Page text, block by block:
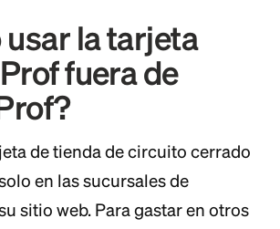
usar la tarjeta
fuera de
de tienda de circuito cerrado
en las sucursales de
sitio web. Para gastar en otros